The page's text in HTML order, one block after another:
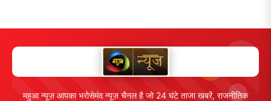
महुआ न्यूज़ आपका भरोसेमंद न्यूज़ चैनल है जो 24 घंटे ताजा खबरें, राजनीतिक